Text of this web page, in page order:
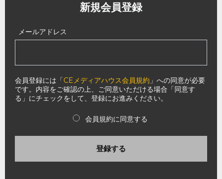
新規会員登録
メールアドレス
会員登録には「CEメディアハウス会員規約 」への同意が必要
です。内容をご確認の上、ご同意いただける場合「同意す
る」にチェックをして、登録にお進みください。
会員規約に同意する
登録する